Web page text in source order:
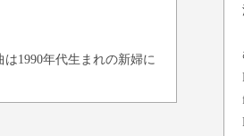
1990年代生まれの新婦に